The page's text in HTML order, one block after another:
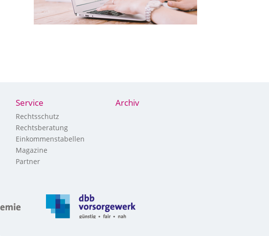
Service
Rechtsschutz
Rechtsberatung
Einkommenstabellen
Magazine
Partner
Archiv